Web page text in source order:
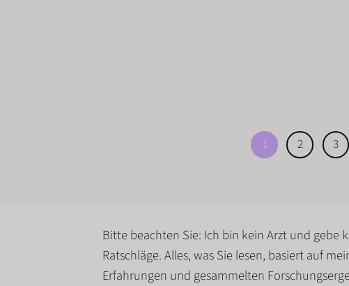
1 2 3
Bitte beachten Sie: Ich bin kein Arzt und gebe
Ratschläge. Alles, was Sie lesen, basiert auf
Erfahrungen und gesammelten